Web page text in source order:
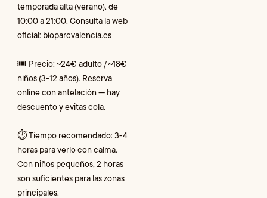
temporada alta (verano), de
10:00 a 21:00. Consulta la web
oficial: bioparcvalencia.es
🎟 Precio: ~24€ adulto / ~18€
niños (3-12 años). Reserva
online con antelación — hay
descuento y evitas cola.
⏱ Tiempo recomendado: 3-4
horas para verlo con calma.
Con niños pequeños, 2 horas
son suficientes para las zonas
principales.